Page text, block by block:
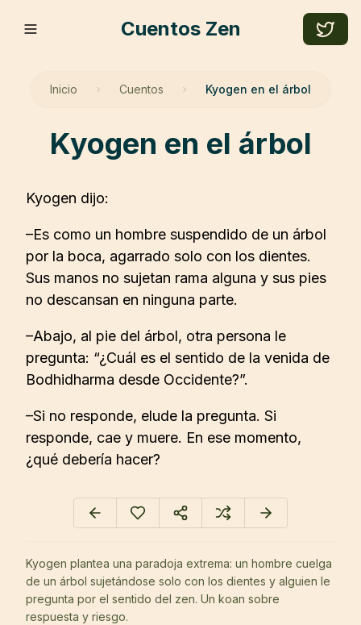
Cuentos Zen
Inicio Cuentos Kyogen en el árbol
kyogen en el árbol
Kyogen dijo:
–Es como un hombre suspendido de un árbol
por la boca, agarrado solo con los dientes.
Sus manos no sujetan rama alguna y sus pies
no descansan en ninguna parte.
–Abajo, al pie del árbol, otra persona le
pregunta: “¿Cuál es el sentido de la venida de
Bodhidharma desde Occidente?”.
–Si no responde, elude la pregunta. Si
responde, cae y muere. En ese momento,
¿qué debería hacer?
Kyogen plantea una paradoja extrema: un hombre cuelga
de un árbol sujetándose solo con los dientes y alguien le
pregunta por el sentido del zen. Un koan sobre
respuesta y riesgo.